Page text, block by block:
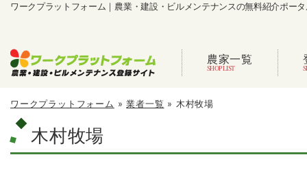
ワークプラットフォーム｜農業・建設・ビルメンテナンスの無料紹介ポー
農家一覧
ワークプラットフォーム »業者一覧 » 木村牧場
木村牧場